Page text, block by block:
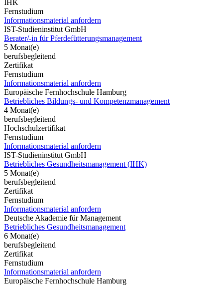
IHK
Fernstudium
Informationsmaterial anfordern
IST-Studieninstitut GmbH
Berater/-in für Pferdefütterungsmanagement
5 Monat(e)
berufsbegleitend
Zertifikat
Fernstudium
Informationsmaterial anfordern
Europäische Fernhochschule Hamburg
Betriebliches Bildungs- und Kompetenzmanagement
4 Monat(e)
berufsbegleitend
Hochschulzertifikat
Fernstudium
Informationsmaterial anfordern
IST-Studieninstitut GmbH
Betriebliches Gesundheitsmanagement (IHK)
5 Monat(e)
berufsbegleitend
Zertifikat
Fernstudium
Informationsmaterial anfordern
Deutsche Akademie für Management
Betriebliches Gesundheitsmanagement
6 Monat(e)
berufsbegleitend
Zertifikat
Fernstudium
Informationsmaterial anfordern
Europäische Fernhochschule Hamburg